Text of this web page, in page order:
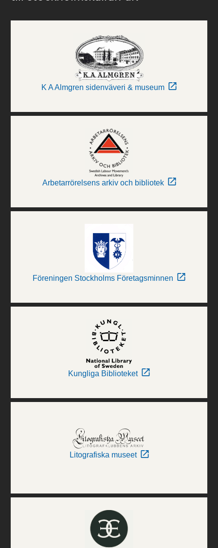
K A Almgren sidenväveri & museum
Arbetarrörelsens arkiv och bibliotek
Föreningen Stockholms Företagsminnen
Kungliga Biblioteket
Litografiska museet